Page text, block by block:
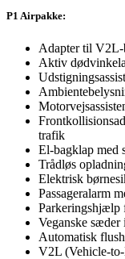
P1 Airpakke:
Adapter til
Aktiv
trafik
El-bagklap med
Trådløs
Elektrisk
Passageralarm
Parkeringshjælp
Veganske
Automatisk
V2L (Vehicle-